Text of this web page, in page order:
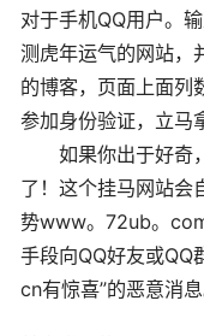
对于手机QQ用户。
测虎年运气的网站，
的博客，页面上面
参加身份验证，立马
如果你出于好奇，
了！这个挂马网站会
势www。72ub。
手段向QQ好友或QQ
cn有惊喜”的恶意消息